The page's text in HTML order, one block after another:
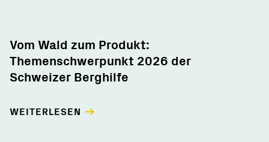
Vom Wald zum Produkt:
Themenschwerpunkt 2026 der
Schweizer Berghilfe
WEITERLESEN